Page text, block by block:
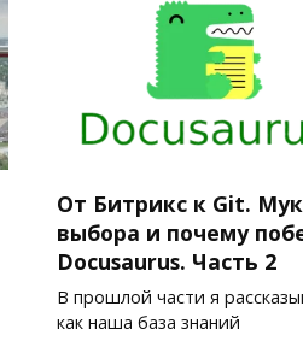
От Битрикс к Git.
выбора и почему
Docusaurus. Часть 2
В прошлой части я
как наша база знаний